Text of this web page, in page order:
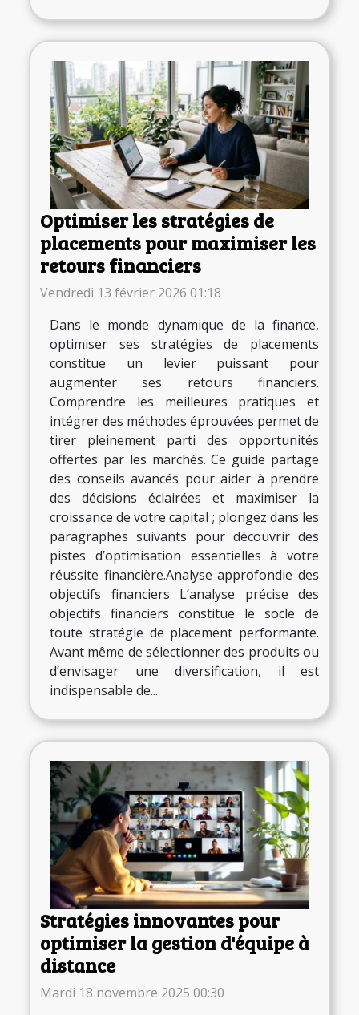
Optimiser les stratégies de
placements pour maximiser les
retours financiers
Vendredi 13 février 2026 01:18
Dans le monde dynamique de la finance,
optimiser ses stratégies de placements
constitue un levier puissant pour
augmenter ses retours financiers.
Comprendre les meilleures pratiques et
intégrer des méthodes éprouvées permet de
tirer pleinement parti des opportunités
offertes par les marchés. Ce guide partage
des conseils avancés pour aider à prendre
des décisions éclairées et maximiser la
croissance de votre capital ; plongez dans les
paragraphes suivants pour découvrir des
pistes d’optimisation essentielles à votre
réussite financière.Analyse approfondie des
objectifs financiers L’analyse précise des
objectifs financiers constitue le socle de
toute stratégie de placement performante.
Avant même de sélectionner des produits ou
d’envisager une diversification, il est
indispensable de...
Stratégies innovantes pour
optimiser la gestion d'équipe à
distance
Mardi 18 novembre 2025 00:30